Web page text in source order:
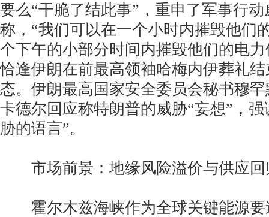
要么“干脆了结此事”，重申了军事行
称，“我们可以在一个小时内摧毁他们
个下午的小部分时间内摧毁他们的电
恰逢伊朗在前最高领袖哈梅内伊葬礼
态。伊朗最高国家安全委员会秘书穆罕
卡德尔回应称特朗普的威胁“妄想”，
胁的语言”。
市场前景：地缘风险溢价与供应回
霍尔木兹海峡作为全球关键能源要